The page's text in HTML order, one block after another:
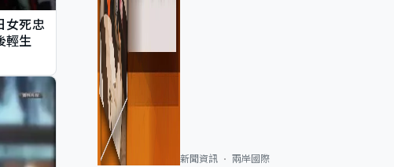
女死忠
輕生
新聞資訊 兩岸國際